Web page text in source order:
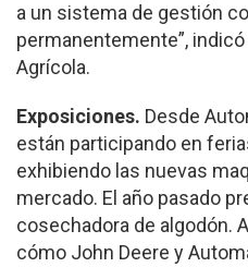
a un sistema de gestión
permanentemente”,
Agrícola.
Exposiciones. Desde
están participando en
exhibiendo las nuevas
mercado. El año pasado
cosechadora de algodón.
cómo John Deere y